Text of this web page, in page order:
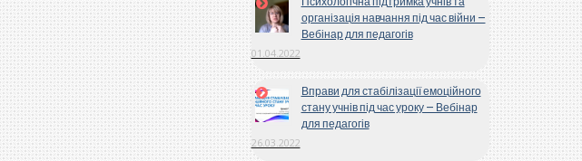
організація навчання під час війни –
Вебінар для педагогів
01.04.2022
Вправи для стабілізації емоційного
стану учнів під час уроку – Вебінар
для педагогів
26.03.2022